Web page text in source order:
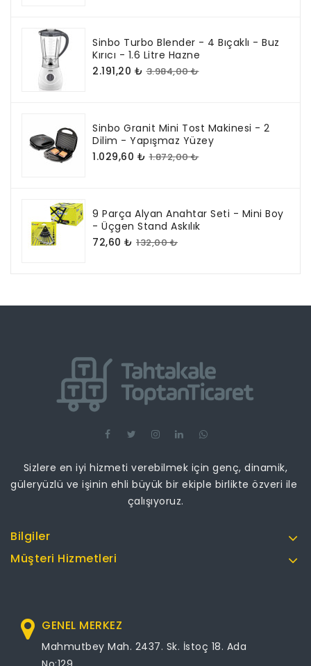
Sinbo Turbo Blender - 4 Bıçaklı - Buz
Kırıcı - 1.6 Litre Hazne
2.191,20 ₺ 3.984,00 ₺
Sinbo Granit Mini Tost Makinesi - 2
Dilim - Yapışmaz Yüzey
1.029,60 ₺ 1.872,00 ₺
9 Parça Alyan Anahtar Seti - Mini Boy
- Üçgen Stand Askılık
72,60 ₺ 132,00 ₺
Sizlere en iyi hizmeti verebilmek için genç, dinamik,
güleryüzlü ve işinin ehli büyük bir ekiple birlikte özveri ile
çalışıyoruz.
Bilgiler
Müşteri Hizmetleri
GENEL MERKEZ
Mahmutbey Mah. 2437. Sk. İstoç 18. Ada